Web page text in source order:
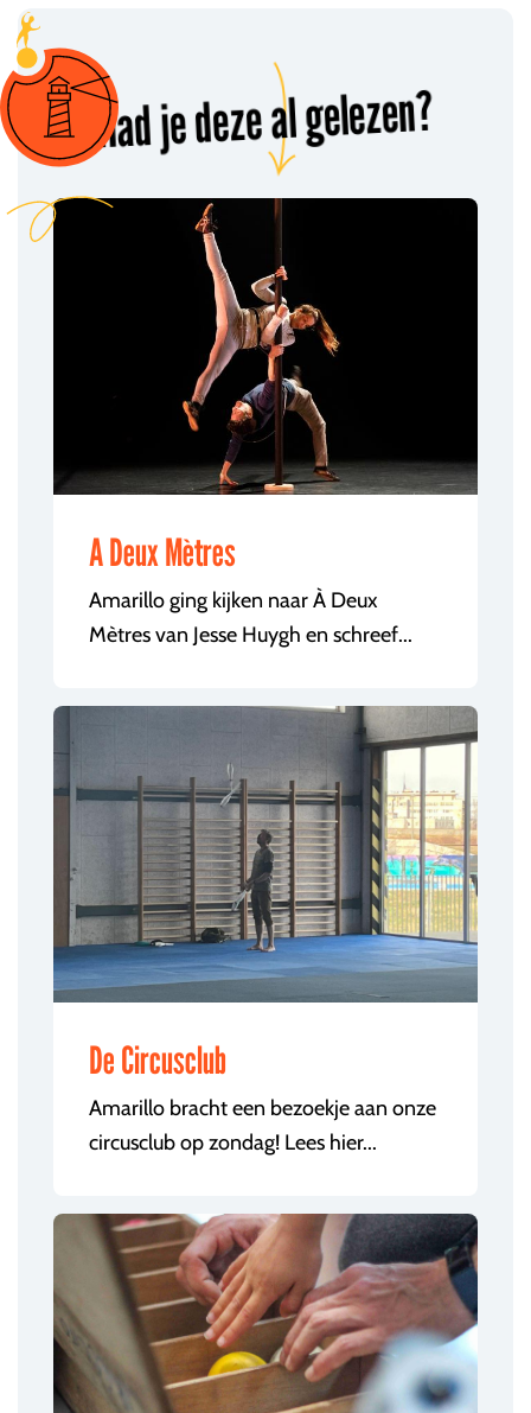
Had je deze al gelezen?
A Deux Mètres
Amarillo ging kijken naar À Deux
Mètres van Jesse Huygh en schreef...
De Circusclub
Amarillo bracht een bezoekje aan onze
circusclub op zondag! Lees hier...